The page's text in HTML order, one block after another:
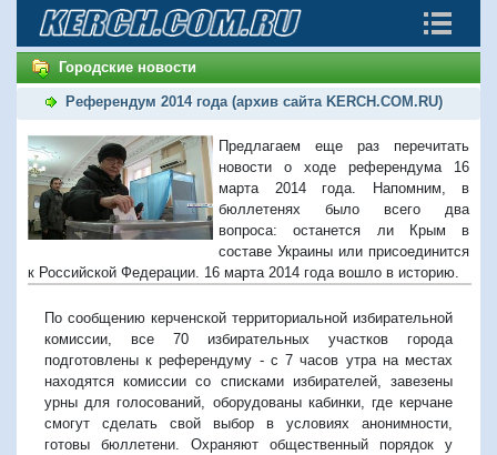
Городские новости
Референдум 2014 года (архив сайта KERCH.COM.RU)
Предлагаем еще раз перечитать
новости о ходе референдума 16
марта 2014 года. Напомним, в
бюллетенях было всего два
вопроса: останется ли Крым в
составе Украины или присоединится
к Российской Федерации. 16 марта 2014 года вошло в историю.
По сообщению керченской территориальной избирательной
комиссии, все 70 избирательных участков города
подготовлены к референдуму - с 7 часов утра на местах
находятся комиссии со списками избирателей, завезены
урны для голосований, оборудованы кабинки, где керчане
смогут сделать свой выбор в условиях анонимности,
готовы бюллетени. Охраняют общественный порядок у